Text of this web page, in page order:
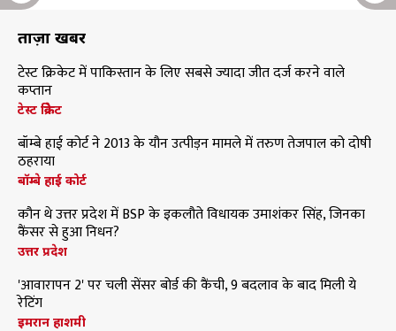
ताज़ा खबरें
टेस्ट क्रिकेट में पाकिस्तान के लिए सबसे ज्यादा जीत दर्ज करने वाले
कप्तान
टेस्ट क्रिकेट
बॉम्बे हाई कोर्ट ने 2013 के यौन उत्पीड़न मामले में तरुण तेजपाल को दोषी
ठहराया
बॉम्बे हाई कोर्ट
कौन थे उत्तर प्रदेश में BSP के इकलौते विधायक उमाशंकर सिंह, जिनका
कैंसर से हुआ निधन?
उत्तर प्रदेश
'आवारापन 2' पर चली सेंसर बोर्ड की कैंची, 9 बदलाव के बाद मिली ये
रेटिंग
इमरान हाशमी